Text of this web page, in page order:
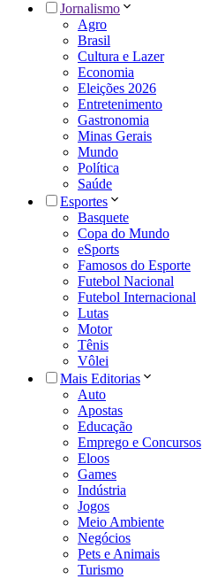
Jornalismo
Agro
Brasil
Cultura e Lazer
Economia
Eleições 2026
Entretenimento
Gastronomia
Minas Gerais
Mundo
Política
Saúde
Esportes
Basquete
Copa do Mundo
eSports
Famosos do Esporte
Futebol Nacional
Futebol Internacional
Lutas
Motor
Tênis
Vôlei
Mais Editorias
Auto
Apostas
Educação
Emprego e Concursos
Eloos
Games
Indústria
Jogos
Meio Ambiente
Negócios
Pets e Animais
Turismo